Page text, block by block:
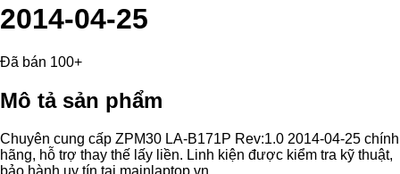
2014-04-25
Đã bán 100+
Mô tả sản phẩm
Chuyên cung cấp ZPM30 LA-B171P Rev:1.0 2014-04-25 chính
hãng, hỗ trợ thay thế lấy liền. Linh kiện được kiểm tra kỹ thuật,
bảo hành uy tín tại mainlaptop.vn